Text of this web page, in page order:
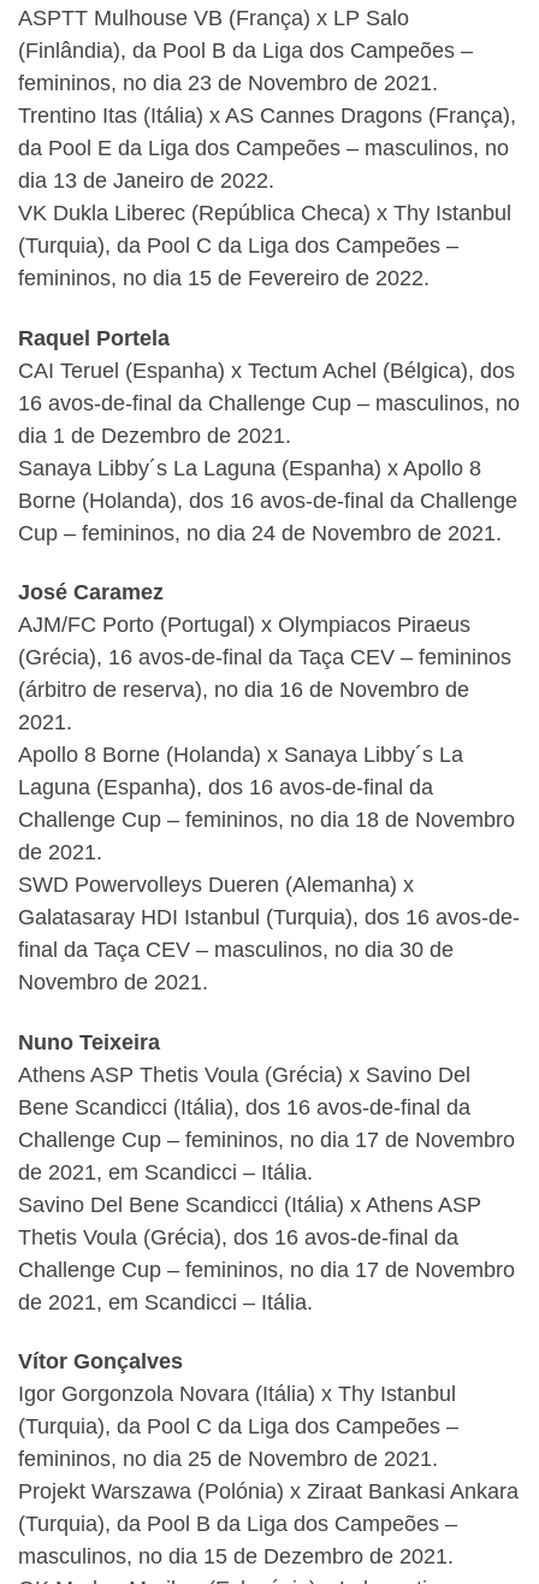
ASPTT Mulhouse VB (França) x LP Salo
(Finlândia), da Pool B da Liga dos Campeões –
femininos, no dia 23 de Novembro de 2021.
Trentino Itas (Itália) x AS Cannes Dragons (França),
da Pool E da Liga dos Campeões – masculinos, no
dia 13 de Janeiro de 2022.
VK Dukla Liberec (República Checa) x Thy Istanbul
(Turquia), da Pool C da Liga dos Campeões –
femininos, no dia 15 de Fevereiro de 2022.
Raquel Portela
CAI Teruel (Espanha) x Tectum Achel (Bélgica), dos
16 avos-de-final da Challenge Cup – masculinos, no
dia 1 de Dezembro de 2021.
Sanaya Libby´s La Laguna (Espanha) x Apollo 8
Borne (Holanda), dos 16 avos-de-final da Challenge
Cup – femininos, no dia 24 de Novembro de 2021.
José Caramez
AJM/FC Porto (Portugal) x Olympiacos Piraeus
(Grécia), 16 avos-de-final da Taça CEV – femininos
(árbitro de reserva), no dia 16 de Novembro de
2021.
Apollo 8 Borne (Holanda) x Sanaya Libby´s La
Laguna (Espanha), dos 16 avos-de-final da
Challenge Cup – femininos, no dia 18 de Novembro
de 2021.
SWD Powervolleys Dueren (Alemanha) x
Galatasaray HDI Istanbul (Turquia), dos 16 avos-de-
final da Taça CEV – masculinos, no dia 30 de
Novembro de 2021.
Nuno Teixeira
Athens ASP Thetis Voula (Grécia) x Savino Del
Bene Scandicci (Itália), dos 16 avos-de-final da
Challenge Cup – femininos, no dia 17 de Novembro
de 2021, em Scandicci – Itália.
Savino Del Bene Scandicci (Itália) x Athens ASP
Thetis Voula (Grécia), dos 16 avos-de-final da
Challenge Cup – femininos, no dia 17 de Novembro
de 2021, em Scandicci – Itália.
Vítor Gonçalves
Igor Gorgonzola Novara (Itália) x Thy Istanbul
(Turquia), da Pool C da Liga dos Campeões –
femininos, no dia 25 de Novembro de 2021.
Projekt Warszawa (Polónia) x Ziraat Bankasi Ankara
(Turquia), da Pool B da Liga dos Campeões –
masculinos, no dia 15 de Dezembro de 2021.